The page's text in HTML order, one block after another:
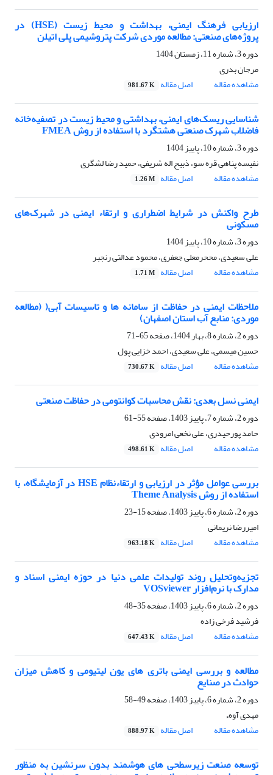
ارزیابی فرهنگ ایمنی، بهداشت و محیط زیست (HSE) در
پروژه‌های صنعتی: مطالعه موردی شرکت پتروشیمی پلی اتیلن
دوره 3، شماره 11، زمستان 1404
مرجان بدری
مشاهده مقاله
اصل مقاله 981.67 K
شناسایی ریسک‌های ایمنی، بهداشتی و محیط زیست در تصفیه‌خانه
فاضلاب شهرک صنعتی هشتگرد با استفاده از روش FMEA
دوره 3، شماره 10، پاییز 1404
نفیسه پناهی قره سو، ذبیح اله شریفی، حمید رضا لشگری
مشاهده مقاله
اصل مقاله 1.26 M
طرح واکنش در شرایط اضطراری و ارتقاء ایمنی در شهرک‌های
مسکونی
دوره 3، شماره 10، پاییز 1404
علی سعیدی، مححرمعلی جعفری، محمود عدالتی رنجبر
مشاهده مقاله
اصل مقاله 1.71 M
ملاحظات ایمنی در حفاظت از سامانه ها و تاسیسات آبی( (مطالعه
موردی: منابع آب استان اصفهان)
دوره 2، شماره 8، بهار 1404، صفحه
65-71
حسین میسمی، علی سعیدی، احمد خزایی پول
مشاهده مقاله
اصل مقاله 730.67 K
ایمنی نسل بعدی: نقش محاسبات کوانتومی در حفاظت صنعتی
دوره 2، شماره 7، پاییز 1403، صفحه
55-61
حامد پورحیدری، علی نخعی امرودی
مشاهده مقاله
اصل مقاله 498.61 K
بررسی عوامل مؤثر در ارزیابی و ارتقاءنظام HSE در آزمایشگاه، با
استفاده از روش Theme Analysis
دوره 2، شماره 6، پاییز 1403، صفحه
15-23
امیررضا نریمانی
مشاهده مقاله
اصل مقاله 963.18 K
تجزیه‌وتحلیل روند تولیدات علمی دنیا در حوزه ایمنی اسناد و
مدارک با نرم‌افزار VOSviewer
دوره 2، شماره 6، پاییز 1403، صفحه
35-48
فرشید فرخی زاده
مشاهده مقاله
اصل مقاله 647.43 K
مطالعه و بررسی ایمنی باتری های یون لیتیومی و کاهش میزان
حوادث در صنایع
دوره 2، شماره 6، پاییز 1403، صفحه
49-58
مهدی آوهء
مشاهده مقاله
اصل مقاله 888.97 K
توسعه صنعت زیرسطحی های هوشمند بدون سرنشین به منظور